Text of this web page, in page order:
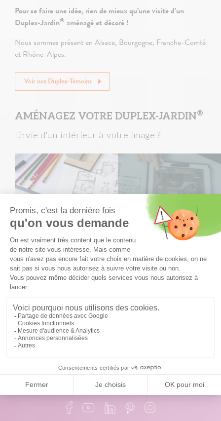
Pour se faire une idée, rien de mieux qu’une visite d’un
Duplex-Jardin® aménagé et décoré !
Nous sommes présent en Alsace, Bourgogne, Franche-Comté
et Rhône-Alpes.
Voir nos Duplex-Témoins
AMÉNAGEZ VOTRE DUPLEX-JARDIN®
Envie d'un intérieur à votre image ?
Nous concrétisons votrerêve d'intérieurà la fois pratique
et idéal grâce aux nombreuses possibilités d'aménagement
et d'équipement.
Créer un intérieur à son image
RETROUVEZ-NOUS SUR